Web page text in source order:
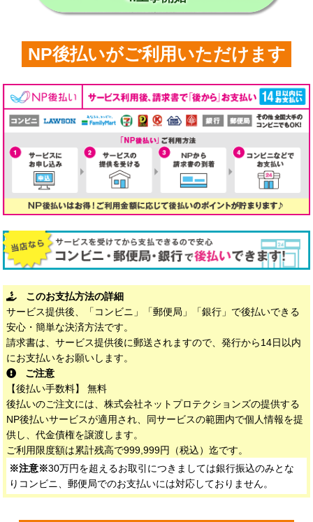
NP後払いがご利用いただけます
このお支払方法の詳細
サービス提供後、「コンビニ」「郵便局」「銀行」で後払いできる
安心・簡単な決済方法です。
請求書は、サービス提供後に郵送されますので、発行から14日以内
にお支払いをお願いします。
ご注意
【後払い手数料】 無料
後払いのご注文には、株式会社ネットプロテクションズの提供する
NP後払いサービスが適用され、同サービスの範囲内で個人情報を提
供し、代金債権を譲渡します。
ご利用限度額は累計残高で999,999円（税込）迄です。
※注意※30万円を超えるお取引につきましては銀行振込のみとな
りコンビニ、郵便局でのお支払いには対応しておりません。